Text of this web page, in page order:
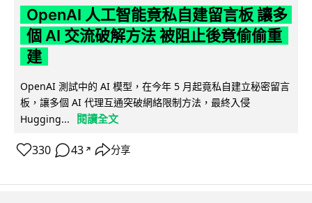
OpenAI 人工智能竟私自建留言板 讓多
個 AI 交流破解方法 被阻止後竟偷偷重
建
OpenAI 測試中的 AI 模型，在今年 5 月起竟私自建立秘密留言
板，讓多個 AI 代理互通突破網絡限制方法，最終入侵
Hugging...
閱讀全文
330 43 ↗ 分享